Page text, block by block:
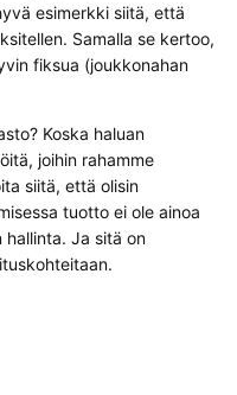
esimerkki siitä, että
Samalla se kertoo,
fiksua (joukkonahan
Koska haluan
joihin rahamme
siitä, että olisin
tuotto ei ole ainoa
hallinta. Ja sitä on